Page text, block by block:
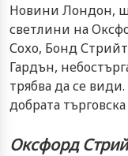
Новини Лондон,
светлини на
Сохо, Бонд
Гардън,
трябва да се
добрата
Оксфорд